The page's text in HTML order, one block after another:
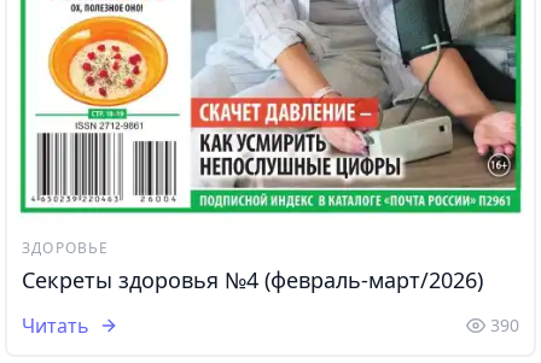
ЗДОРОВЬЕ
Секреты здоровья №4 (февраль-март/2026)
Читать 390